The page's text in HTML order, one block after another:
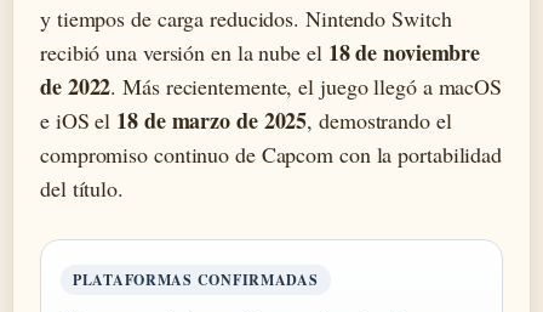
y tiempos de carga reducidos. Nintendo Switch
recibió una versión en la nube el 18 de noviembre
de 2022. Más recientemente, el juego llegó a macOS
e iOS el 18 de marzo de 2025, demostrando el
compromiso continuo de Capcom con la portabilidad
del título.
PLATAFORMAS CONFIRMADAS